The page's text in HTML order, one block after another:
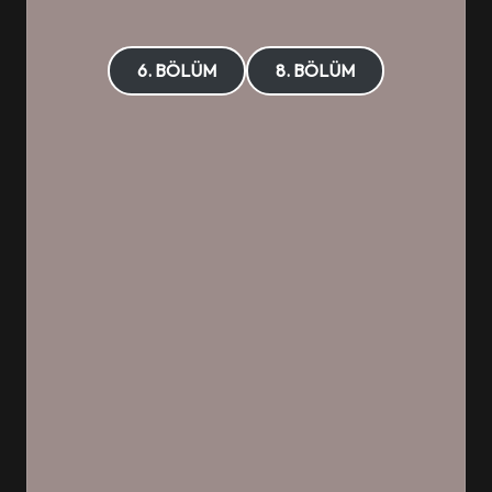
6. BÖLÜM 8. BÖLÜM